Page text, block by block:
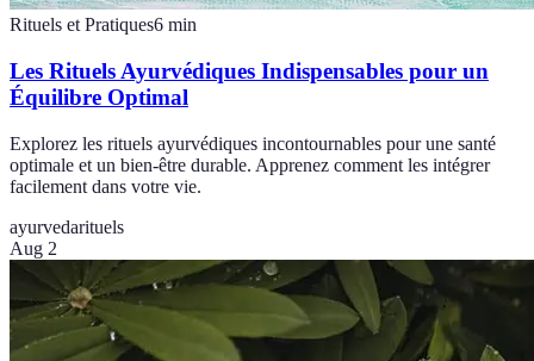
Rituels et Pratiques6 min
Les Rituels Ayurvédiques Indispensables pour un
Équilibre Optimal
Explorez les rituels ayurvédiques incontournables pour une santé
optimale et un bien-être durable. Apprenez comment les intégrer
facilement dans votre vie.
ayurvedarituels
Aug 2